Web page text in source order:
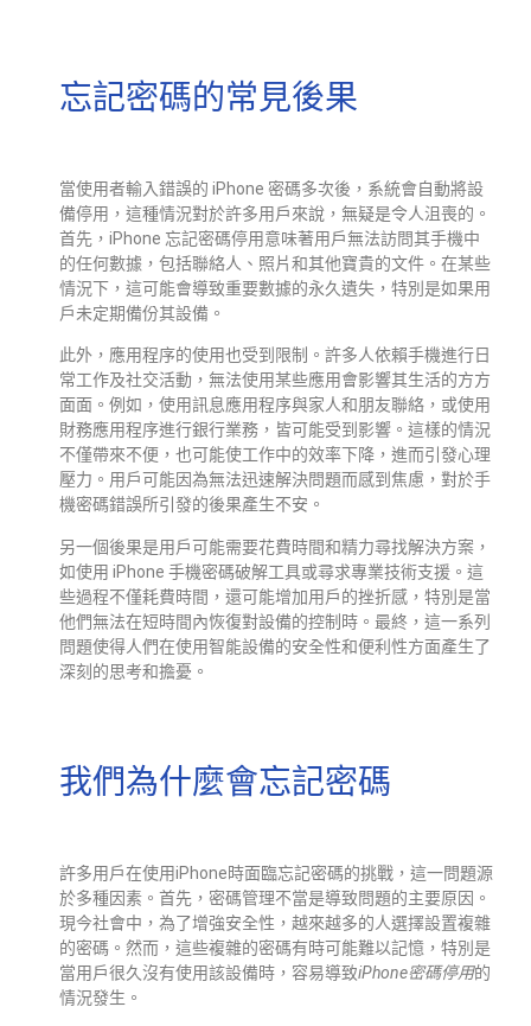
忘記密碼的常見後果
當使用者輸入錯誤的 iPhone 密碼多次後，系統會自動將設
備停用，這種情況對於許多用戶來說，無疑是令人沮喪的。
首先，iPhone 忘記密碼停用意味著用戶無法訪問其手機中
的任何數據，包括聯絡人、照片和其他寶貴的文件。在某些
情況下，這可能會導致重要數據的永久遺失，特別是如果用
戶未定期備份其設備。
此外，應用程序的使用也受到限制。許多人依賴手機進行日
常工作及社交活動，無法使用某些應用會影響其生活的方方
面面。例如，使用訊息應用程序與家人和朋友聯絡，或使用
財務應用程序進行銀行業務，皆可能受到影響。這樣的情況
不僅帶來不便，也可能使工作中的效率下降，進而引發心理
壓力。用戶可能因為無法迅速解決問題而感到焦慮，對於手
機密碼錯誤所引發的後果產生不安。
另一個後果是用戶可能需要花費時間和精力尋找解決方案，
如使用 iPhone 手機密碼破解工具或尋求專業技術支援。這
些過程不僅耗費時間，還可能增加用戶的挫折感，特別是當
他們無法在短時間內恢復對設備的控制時。最終，這一系列
問題使得人們在使用智能設備的安全性和便利性方面產生了
深刻的思考和擔憂。
我們為什麼會忘記密碼
許多用戶在使用iPhone時面臨忘記密碼的挑戰，這一問題源
於多種因素。首先，密碼管理不當是導致問題的主要原因。
現今社會中，為了增強安全性，越來越多的人選擇設置複雜
的密碼。然而，這些複雜的密碼有時可能難以記憶，特別是
當用戶很久沒有使用該設備時，容易導致iPhone密碼停用的
情況發生。